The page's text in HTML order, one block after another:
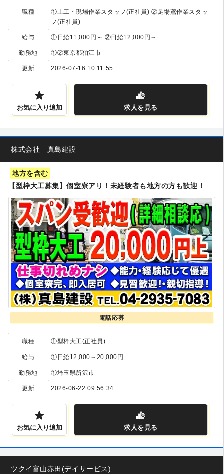
職種
①土工・現場作業スタッフ(正社員) ②足場鳶作業スタッ
フ(正社員)
給与 ①日給11,000円～ ②日給12,000円～
勤務地 ①②東京都狛江市
更新 2026-07-16 10:11:55
お気に入り追加 求人を見る
株式会社 真島建設
地方を含む
【型枠大工募集】個室寮アリ！未経験者も地方の方も歓迎！
電話応募
職種 ①型枠大工(正社員)
給与 ①日給12,000～20,000円
勤務地 ①埼玉県所沢市
更新 2026-06-22 09:56:34
お気に入り追加 求人を見る
ツクイ富山赤田(デイサービス)